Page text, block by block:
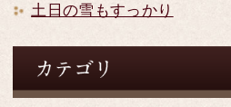
土日の雪もすっかり